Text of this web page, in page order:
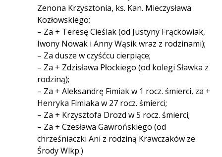
Zenona Krzysztonia, ks. Kan. Mieczysława
Kozłowskiego;
– Za + Teresę Cieślak (od Justyny Frąckowiak,
Iwony Nowak i Anny Wąsik wraz z rodzinami);
– Za dusze w czyśćcu cierpiące;
– Za + Zdzisława Płockiego (od kolegi Sławka z
rodziną);
– Za + Aleksandrę Fimiak w 1 rocz. śmierci, za +
Henryka Fimiaka w 27 rocz. śmierci;
– Za + Krzysztofa Drozd w 5 rocz. śmierci;
– Za + Czesława Gawrońskiego (od
chrześniaczki Ani z rodziną Krawczaków ze
Środy Wlkp.)